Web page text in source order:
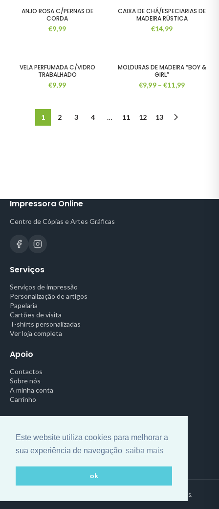
Este website utiliza cookies para melhorar a
sua experiência de navegação saiba mais
ok
ANJO ROSA C/PERNAS DE
CORDA
€9,99
CAIXA DE CHÁ/ESPECIARIAS DE
MADEIRA RÚSTICA
€14,99
VELA PERFUMADA C/VIDRO
TRABALHADO
€9,99
MOLDURAS DE MADEIRA “BOY &
GIRL”
€9,99–€11,99
1 2 3 4 … 11 12 13
Impressora Online
Centro de Cópias e Artes Gráficas
Serviços
Serviços de impressão
Personalização de artigos
Papelaria
Cartões de visita
T-shirts personalizadas
Ver loja completa
Apoio
Contactos
Sobre nós
A minha conta
Carrinho
Política de Privacidade
Termos e Condições
Centro de Arbitragem
© 2026 Impressora Online. Todos os direitos reservados.